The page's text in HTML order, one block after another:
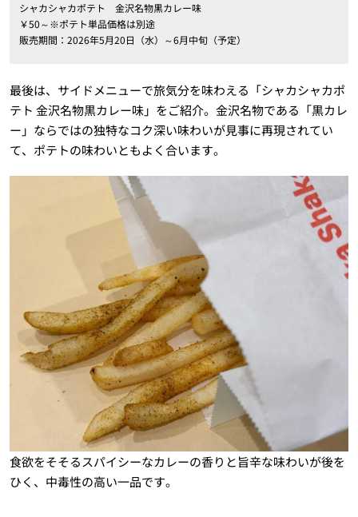
シャカシャカポテト 金沢名物黒カレー味
￥50～※ポテト単品価格は別途
販売期間：2026年5月20日（水）～6月中旬（予定）
最後は、サイドメニューで旅気分を味わえる「シャカシャカポ
テト 金沢名物黒カレー味」をご紹介。金沢名物である「黒カレ
ー」ならではの独特なコク深い味わいが見事に再現されてい
て、ポテトの味わいともよく合います。
食欲をそそるスパイシーなカレーの香りと旨辛な味わいが後を
ひく、中毒性の高い一品です。